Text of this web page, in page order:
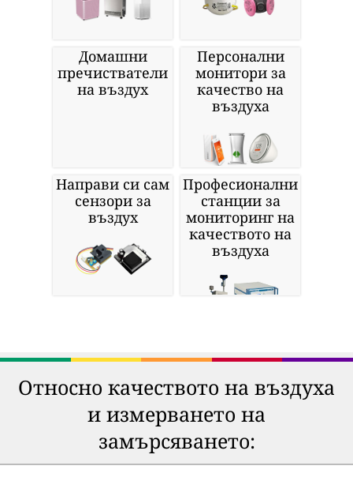
Домашни
пречистватели
на въздух
Персонални
монитори за
качество на
въздуха
Направи си сам
сензори за
въздух
Професионални
станции за
мониторинг на
качеството на
въздуха
Относно качеството на въздуха
и измерването на
замърсяването: